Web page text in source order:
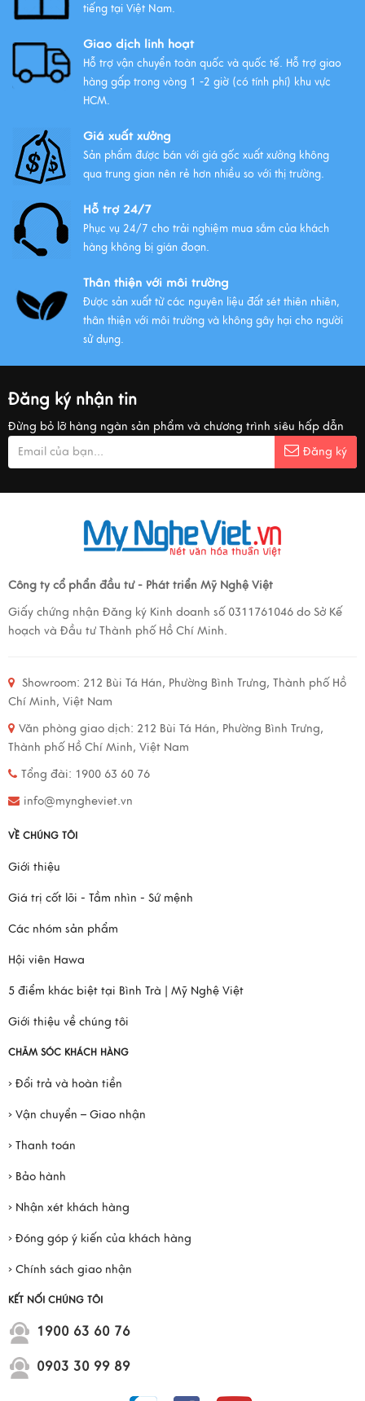
Xem thêm
tiếng tại Việt Nam.
Giao dịch linh hoạt
Hỗ trợ vận chuyển toàn quốc và quốc tế. Hỗ trợ giao
hàng gấp trong vòng 1 -2 giờ (có tính phí) khu vực
HCM.
Giá xuất xưởng
Sản phẩm được bán với giá gốc xuất xưởng không
qua trung gian nên rẻ hơn nhiều so với thị trường.
Hỗ trợ 24/7
Phục vụ 24/7 cho trải nghiệm mua sắm của khách
hàng không bị gián đoạn.
Thân thiện với môi trường
Được sản xuất từ các nguyên liệu đất sét thiên nhiên,
thân thiện với môi trường và không gây hại cho người
sử dụng.
Đăng ký nhận tin
Đừng bỏ lỡ hàng ngàn sản phẩm và chương trình siêu hấp dẫn
Đăng ký
Công ty cổ phẩn đầu tư - Phát triển Mỹ Nghệ Việt
Giấy chứng nhận Đăng ký Kinh doanh số 0311761046 do Sở Kế
hoạch và Đầu tư Thành phố Hồ Chí Minh.
Showroom: 212 Bùi Tá Hán, Phường Bình Trưng, Thành phố Hồ
Chí Minh, Việt Nam
Văn phòng giao dịch: 212 Bùi Tá Hán, Phường Bình Trưng,
Thành phố Hồ Chí Minh, Việt Nam
Tổng đài: 1900 63 60 76
info@myngheviet.vn
VỀ CHÚNG TÔI
Giới thiệu
Giá trị cốt lõi - Tầm nhìn - Sứ mệnh
Các nhóm sản phẩm
Hội viên Hawa
5 điểm khác biệt tại Bình Trà | Mỹ Nghệ Việt
Giới thiệu về chúng tôi
CHĂM SÓC KHÁCH HÀNG
› Đổi trả và hoàn tiền
› Vận chuyển – Giao nhận
› Thanh toán
› Bảo hành
› Nhận xét khách hàng
› Đóng góp ý kiến của khách hàng
› Chính sách giao nhận
KẾT NỐI CHÚNG TÔI
1900 63 60 76
0903 30 99 89